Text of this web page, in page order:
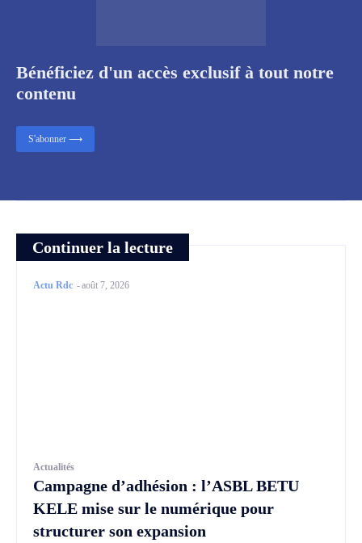
Continuer la lecture
Actu Rdc -août 7, 2026
Actualités
Campagne d’adhésion : l’ASBL BETU
KELE mise sur le numérique pour
structurer son expansion
Bénéficiez d'un accès exclusif à tout notre
contenu
S'abonner ⟶